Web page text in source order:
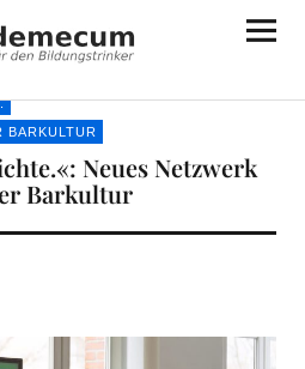
BARKULTUR
Neues Netzwerk
Barkultur